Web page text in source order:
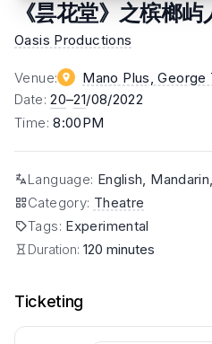
《昙花堂》之槟榔
Oasis Productions
Venue: Mano Plus, George
Date:20–21/08/2022
Time:8:00PM
Language: English,
Category: Theatre
Tags: Experimental
Duration: 120 minutes
Ticketing